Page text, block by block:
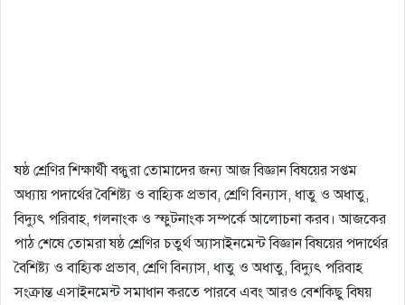
ষষ্ঠ শ্রেণির শিক্ষার্থী বন্ধুরা তোমাদের জন্য আজ বিজ্ঞান বিষয়ের সপ্তম
অধ্যায় পদার্থের বৈশিষ্ট্য ও বাহ্যিক প্রভাব, শ্রেণি বিন্যাস, ধাতু ও অধাতু,
বিদ্যুৎ পরিবাহ, গলনাংক ও স্ফুটনাংক সম্পর্কে আলোচনা করব। আজকের
পাঠ শেষে তোমরা ষষ্ঠ শ্রেণির চতুর্থ অ্যাসাইনমেন্ট বিজ্ঞান বিষয়ের পদার্থের
বৈশিষ্ট্য ও বাহ্যিক প্রভাব, শ্রেণি বিন্যাস, ধাতু ও অধাতু, বিদ্যুৎ পরিবাহ
সংক্রান্ত এসাইনমেন্ট সমাধান করতে পারবে এবং আরও বেশকিছু বিষয়